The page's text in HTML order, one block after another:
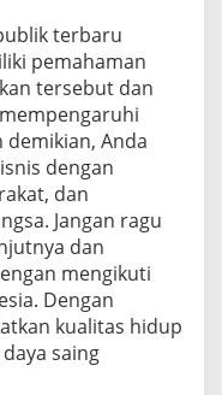
terbaru
pemahaman
tersebut dan
demikian, Anda
dengan
dan
Jangan ragu
dan
mengikuti
Dengan
kualitas hidup
saing